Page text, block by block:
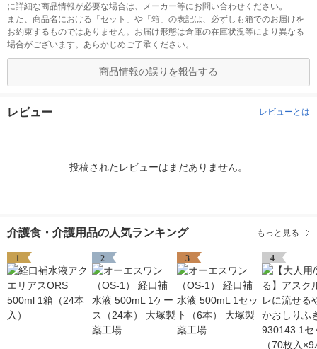
に詳細な商品情報が必要な場合は、メーカー等にお問い合わせください。
また、商品名における「セット」や「箱」の表記は、必ずしも箱でのお届けを
お約束するものではありません。お届け形態は倉庫の在庫状況等により異なる
場合がございます。あらかじめご了承ください。
商品情報の誤りを報告する
レビュー レビューとは
投稿されたレビューはまだありません。
介護食・介護用品の人気ランキング もっと見る
1 2 3 4